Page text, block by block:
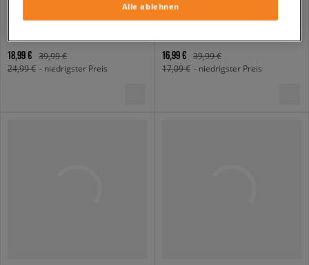
ALPHA INDUSTRIES T-SHIRT ALPHA ESSENTIALS RL T
18,99 €
39,99 €
24,99 € - niedrigster Preis
16,99 €
39,99 €
17,09 € - niedrigster Preis
Alle ablehnen